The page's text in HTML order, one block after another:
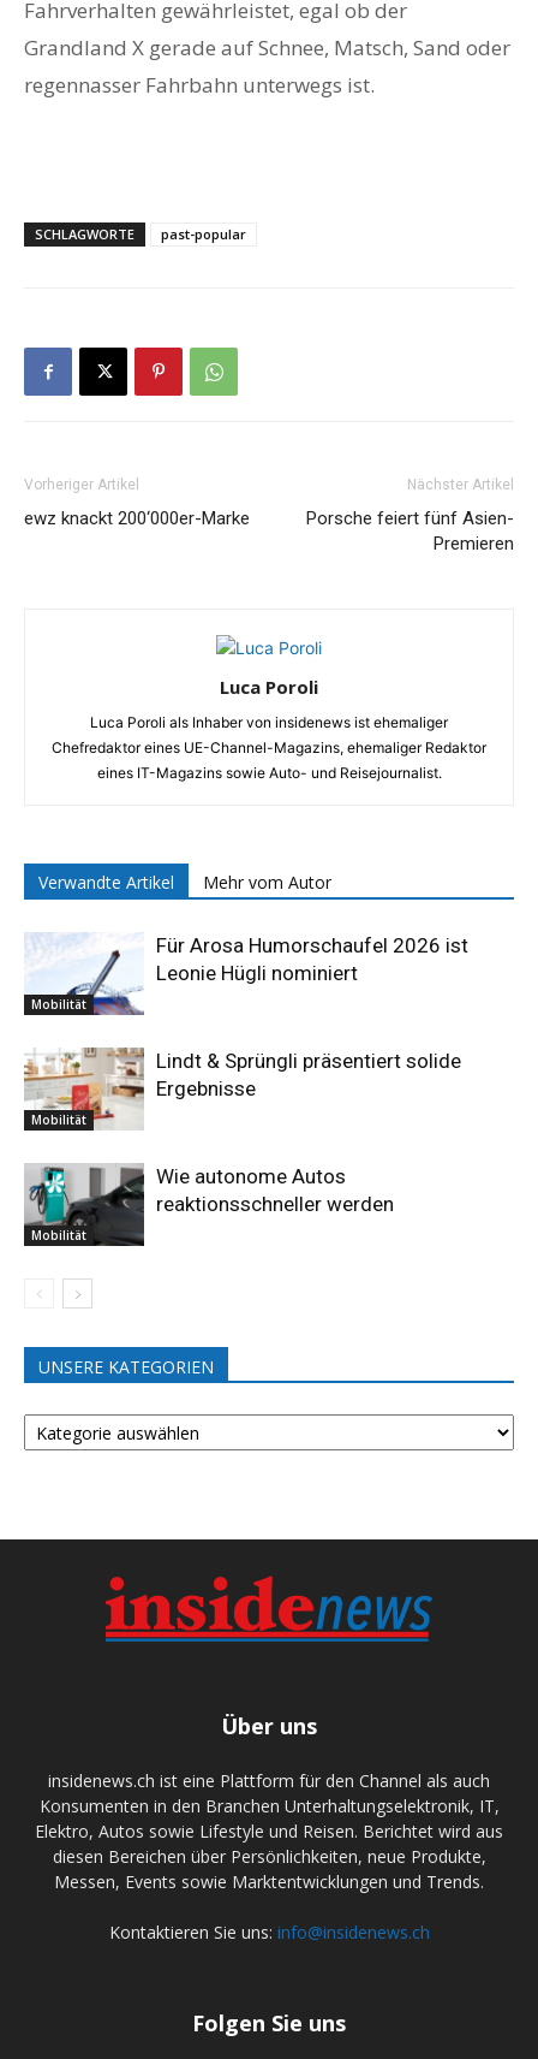
Fahrverhalten gewährleistet, egal ob der
Grandland X gerade auf Schnee, Matsch, Sand oder
regennasser Fahrbahn unterwegs ist.
SCHLAGWORTE past-popular
Vorheriger Artikel
ewz knackt 200‘000er-Marke
Nächster Artikel
Porsche feiert fünf Asien-
Premieren
Luca Poroli
Luca Poroli als Inhaber von insidenews ist ehemaliger
Chefredaktor eines UE-Channel-Magazins, ehemaliger Redaktor
eines IT-Magazins sowie Auto- und Reisejournalist.
Verwandte Artikel Mehr vom Autor
Mobilität
Für Arosa Humorschaufel 2026 ist
Leonie Hügli nominiert
Mobilität
Lindt & Sprüngli präsentiert solide
Ergebnisse
Mobilität
Wie autonome Autos
reaktionsschneller werden
UNSERE KATEGORIEN
UNSERE
KATEGORIEN
Über uns
insidenews.ch ist eine Plattform für den Channel als auch
Konsumenten in den Branchen Unterhaltungselektronik, IT,
Elektro, Autos sowie Lifestyle und Reisen. Berichtet wird aus
diesen Bereichen über Persönlichkeiten, neue Produkte,
Messen, Events sowie Marktentwicklungen und Trends.
Kontaktieren Sie uns: info@insidenews.ch
Folgen Sie uns